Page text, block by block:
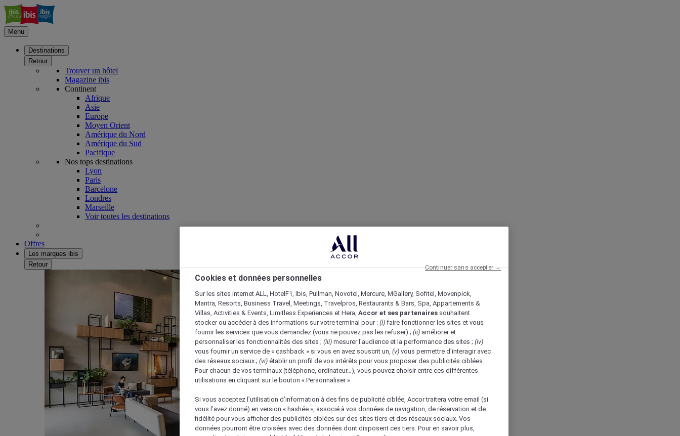
Menu
Destinations
Retour
Trouver un hôtel
Magazine ibis
Continent
Afrique
Asie
Europe
Moyen Orient
Amérique du Nord
Amérique du Sud
Pacifique
Nos tops destinations
Lyon
Paris
Barcelone
Londres
Marseille
Voir toutes les destinations
Offres
Les marques ibis
Retour
Cookies et données personnelles
Sur les sites internet ALL, HotelF1, Ibis, Pullman, Novotel, Mercure, MGallery, Sofitel, Movenpick,
Mantra, Resorts, Business Travel, Meetings, Travelpros, Restaurants & Bars, Spa, Appartements &
Villas, Activities & Events, Limitless Experiences et Hera, Accor et ses partenaires souhaitent
stocker ou accéder à des informations sur votre terminal pour : (i) faire fonctionner les sites et vous
fournir les services que vous demandez (vous ne pouvez pas les refuser) ; (ii) améliorer et
personnaliser les fonctionnalités des sites ; (iii) mesurer l'audience et la performance des sites ; (iv)
vous fournir un service de « cashback » si vous en avez souscrit un, (v) vous permettre d'interagir avec
des réseaux sociaux ; (vi) établir un profil de vos intérêts pour vous proposer des publicités ciblées.
Pour chacun de vos terminaux (téléphone, ordinateur…), vous pouvez choisir entre ces différentes
utilisations en cliquant sur le bouton « Personnaliser ».
Si vous acceptez l’utilisation d’information à des fins de publicité ciblée, Accor traitera votre email (si
vous l’avez donné) en version « hashée », associé à vos données de navigation, de réservation et de
fidélité pour vous afficher des publicités ciblées sur des sites tiers et des réseaux sociaux. Vos
données pourront être croisées avec des données dont disposent ces tiers. Pour en savoir plus,
Continuer sans accepter →